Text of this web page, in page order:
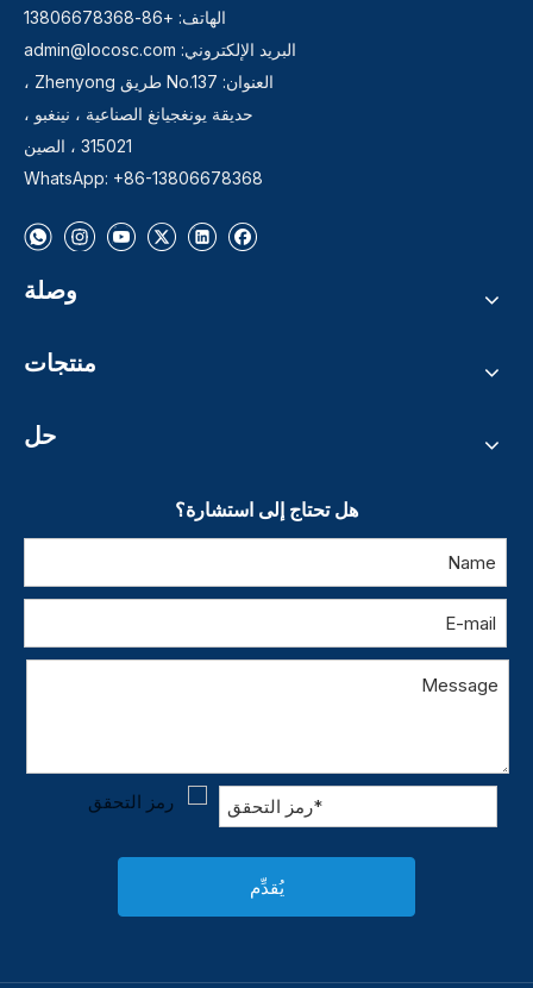
الهاتف: +86-13806678368
البريد الإلكتروني: admin@locosc.com
العنوان: No.137 طريق Zhenyong ،
حديقة يونغجيانغ الصناعية ، نينغبو ،
315021 ، الصين
WhatsApp: +86-13806678368
وصلة
منتجات
حل
هل تحتاج إلى استشارة؟
يُقدِّم